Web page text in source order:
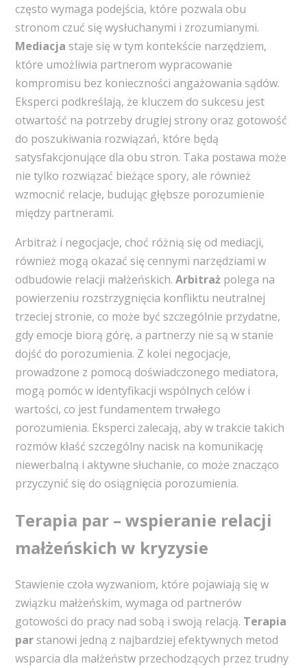
często wymaga podejścia, które pozwala obu
stronom czuć się wysłuchanymi i zrozumianymi.
Mediacja staje się w tym kontekście narzędziem,
które umożliwia partnerom wypracowanie
kompromisu bez konieczności angażowania sądów.
Eksperci podkreślają, że kluczem do sukcesu jest
otwartość na potrzeby drugiej strony oraz gotowość
do poszukiwania rozwiązań, które będą
satysfakcjonujące dla obu stron. Taka postawa może
nie tylko rozwiązać bieżące spory, ale również
wzmocnić relacje, budując głębsze porozumienie
między partnerami.
Arbitraż i negocjacje, choć różnią się od mediacji,
również mogą okazać się cennymi narzędziami w
odbudowie relacji małżeńskich. Arbitrażpolega na
powierzeniu rozstrzygnięcia konfliktu neutralnej
trzeciej stronie, co może być szczególnie przydatne,
gdy emocje biorą górę, a partnerzy nie są w stanie
dojść do porozumienia. Z kolei negocjacje,
prowadzone z pomocą doświadczonego mediatora,
mogą pomóc w identyfikacji wspólnych celów i
wartości, co jest fundamentem trwałego
porozumienia. Eksperci zalecają, aby w trakcie takich
rozmów kłaść szczególny nacisk na komunikację
niewerbalną i aktywne słuchanie, co może znacząco
przyczynić się do osiągnięcia porozumienia.
Terapia par – wspieranie relacji
małżeńskich w kryzysie
Stawienie czoła wyzwaniom, które pojawiają się w
związku małżeńskim, wymaga od partnerów
gotowości do pracy nad sobą i swoją relacją. Terapia
parstanowi jedną z najbardziej efektywnych metod
wsparcia dla małżeństw przechodzących przez trudny